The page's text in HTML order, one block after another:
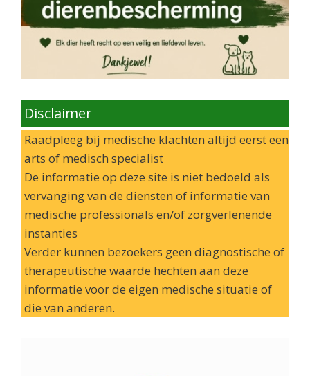
Disclaimer
Raadpleeg bij medische klachten altijd eerst een
arts of medisch specialist
De informatie op deze site is niet bedoeld als
vervanging van de diensten of informatie van
medische professionals en/of zorgverlenende
instanties
Verder kunnen bezoekers geen diagnostische of
therapeutische waarde hechten aan deze
informatie voor de eigen medische situatie of
die van anderen.